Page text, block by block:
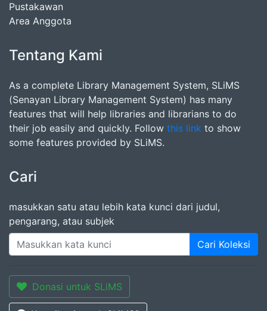
Pustakawan
Area Anggota
Tentang Kami
As a complete Library Management System, SLiMS
(Senayan Library Management System) has many
features that will help libraries and librarians to do
their job easily and quickly. Follow this link to show
some features provided by SLiMS.
Cari
masukkan satu atau lebih kata kunci dari judul,
pengarang, atau subjek
Cari Koleksi
Donasi untuk SLiMS